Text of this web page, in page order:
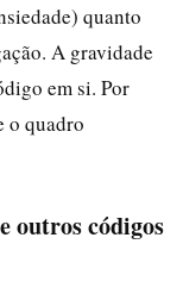
quanto
A gravidade
em si. Por
o quadro
outros códigos